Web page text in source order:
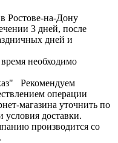
Ростове-на-Дону
3 дней, после
дней и
необходимо
Рекомендуем
операции
магазина уточнить по
условия доставки.
производится со